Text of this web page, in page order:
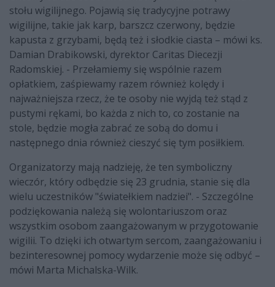
stołu wigilijnego. Pojawią się tradycyjne potrawy
wigilijne, takie jak karp, barszcz czerwony, będzie
kapusta z grzybami, będą też i słodkie ciasta – mówi ks.
Damian Drabikowski, dyrektor Caritas Diecezji
Radomskiej. - Przełamiemy się wspólnie razem
opłatkiem, zaśpiewamy razem również kolędy i
najważniejsza rzecz, że te osoby nie wyjdą też stąd z
pustymi rękami, bo każda z nich to, co zostanie na
stole, będzie mogła zabrać ze sobą do domu i
następnego dnia również cieszyć się tym posiłkiem.
Organizatorzy mają nadzieję, że ten symboliczny
wieczór, który odbędzie się 23 grudnia, stanie się dla
wielu uczestników "światełkiem nadziei". - Szczególne
podziękowania należą się wolontariuszom oraz
wszystkim osobom zaangażowanym w przygotowanie
wigilii. To dzięki ich otwartym sercom, zaangażowaniu i
bezinteresownej pomocy wydarzenie może się odbyć –
mówi Marta Michalska-Wilk.